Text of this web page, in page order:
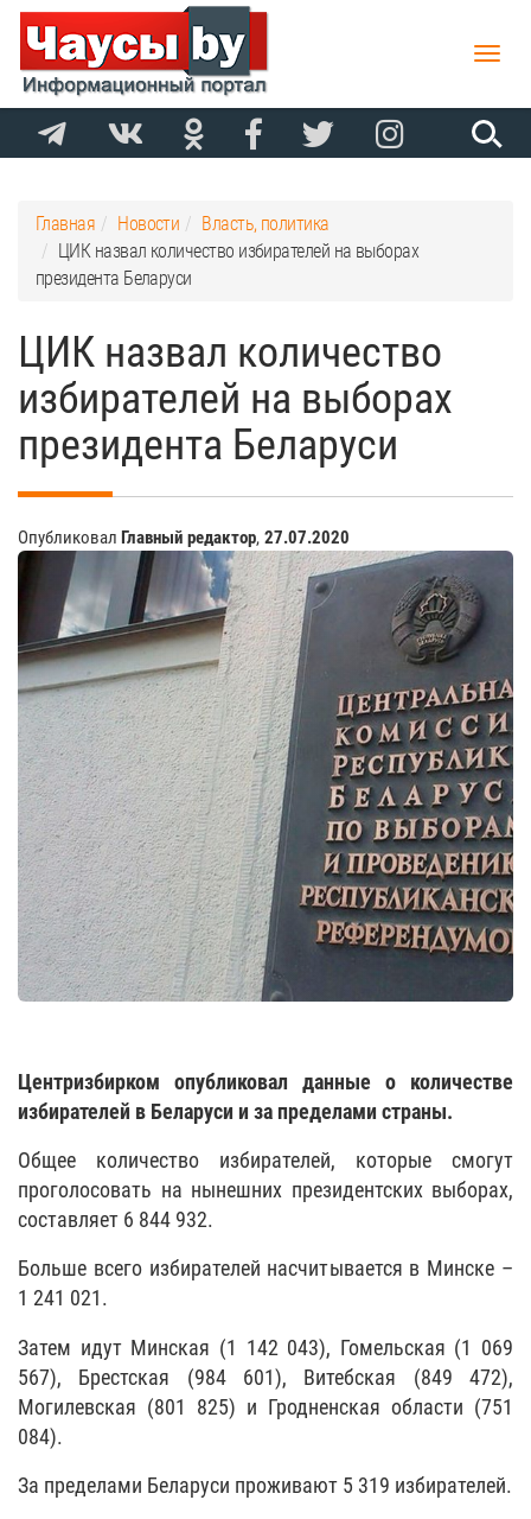
Toggle
Главная Новости
Власть, политика
ЦИК назвал количество избирателей на выборах
президента Беларуси
ЦИК назвал количество
избирателей на выборах
президента Беларуси
Опубликовал Главный редактор, 27.07.2020
Центризбирком опубликовал данные о количестве
избирателей в Беларуси и за пределами страны.
Общее количество избирателей, которые смогут
проголосовать на нынешних президентских выборах,
составляет 6 844 932.
Больше всего избирателей насчитывается в Минске –
1 241 021.
Затем идут Минская (1 142 043), Гомельская (1 069
567), Брестская (984 601), Витебская (849 472),
Могилевская (801 825) и Гродненская области (751
084).
За пределами Беларуси проживают 5 319 избирателей.